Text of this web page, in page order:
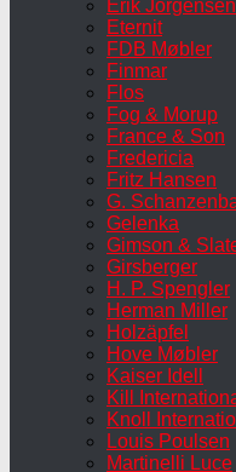
Erik Jorgensen
Eternit
FDB Møbler
Finmar
Flos
Fog & Morup
France & Son
Fredericia
Fritz Hansen
G.
Gelenka
Gimson &
Girsberger
H. P. Spengler
Herman Miller
Holzäpfel
Hove Møbler
Kaiser Idell
Kill
Knoll
Louis Poulsen
Martinelli Luce